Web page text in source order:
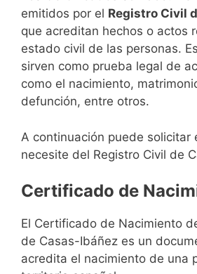
emitidos por el Registro Civil
que acreditan hechos o actos
estado civil de las personas.
sirven como prueba legal de
como el nacimiento,
defunción, entre otros.
A continuación puede solicitar
necesite del Registro Civil de
Certificado de
El Certificado de Nacimiento
de Casas-Ibáñez es un
acredita el nacimiento de una